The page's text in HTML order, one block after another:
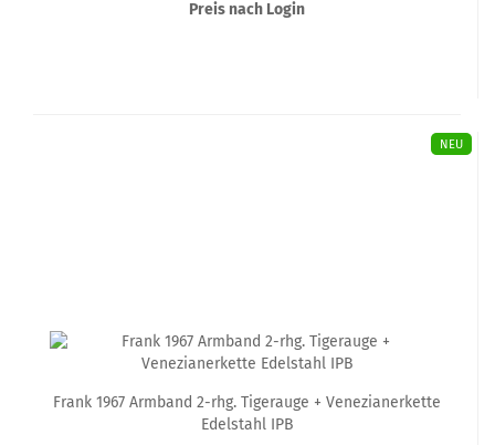
Preis nach Login
NEU
Frank 1967 Armband 2-rhg. Tigerauge + Venezianerkette
Edelstahl IPB